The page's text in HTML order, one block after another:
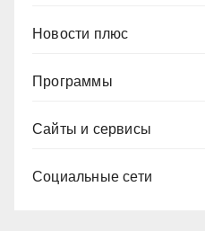
Новости плюс
Программы
Сайты и сервисы
Социальные сети